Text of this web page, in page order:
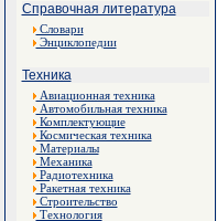
Справочная литература
Словари
Энциклопедии
Техника
Авиационная техника
Автомобильная техника
Комплектующие
Космическая техника
Материалы
Механика
Радиотехника
Ракетная техника
Строительство
Технология